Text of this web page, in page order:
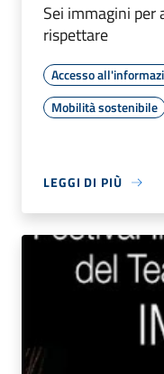
Sei immagini
rispettare
Accesso
Mobilità sostenibile
LEGGI DI PIÙ